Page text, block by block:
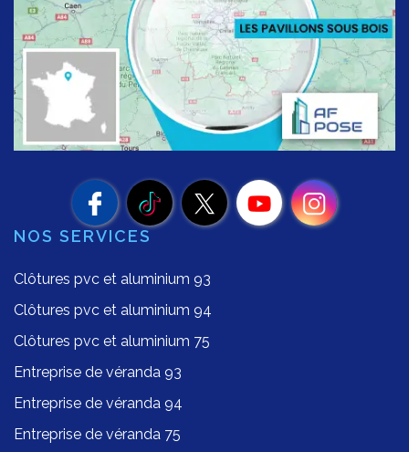
NOS SERVICES
Clôtures pvc et aluminium 93
Clôtures pvc et aluminium 94
Clôtures pvc et aluminium 75
Entreprise de véranda 93
Entreprise de véranda 94
Entreprise de véranda 75